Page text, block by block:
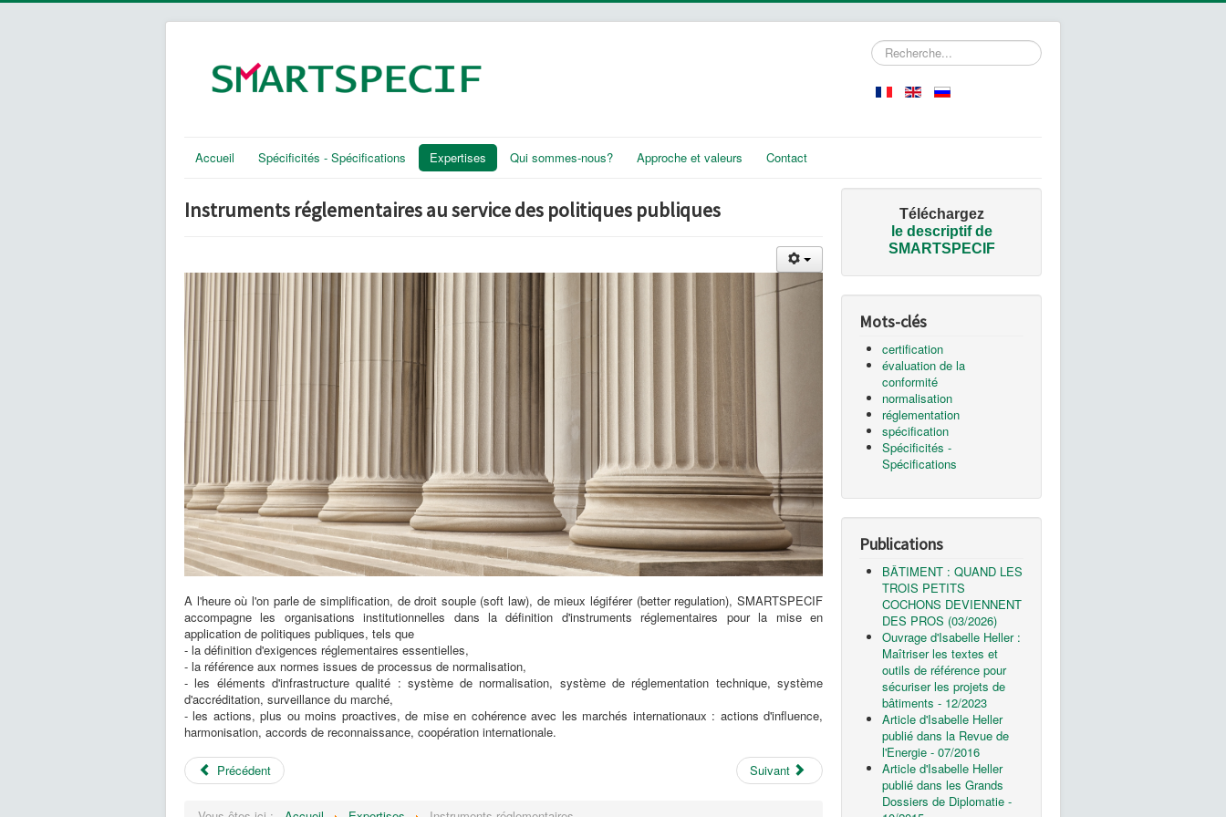
Rechercher
Accueil Spécificités - Spécifications Expertises Qui sommes-nous? Approche et valeurs Contact
Instruments réglementaires au service des politiques publiques
A l'heure où l'on parle de simplification, de droit souple (soft law), de mieux légiférer (better regulation), SMARTSPECIF
accompagne les organisations institutionnelles dans la définition d'instruments réglementaires pour la mise en
application de politiques publiques, tels que
- la définition d'exigences réglementaires essentielles,
- la référence aux normes issues de processus de normalisation,
- les éléments d'infrastructure qualité : système de normalisation, système de réglementation technique, système
d'accréditation, surveillance du marché,
- les actions, plus ou moins proactives, de mise en cohérence avec les marchés internationaux : actions d'influence,
harmonisation, accords de reconnaissance, coopération internationale.
Précédent Suivant
Téléchargez
le descriptif de
SMARTSPECIF
Mots-clés
certification
évaluation de la
conformité
normalisation
réglementation
spécification
Spécificités -
Spécifications
Publications
BÂTIMENT : QUAND LES
TROIS PETITS
COCHONS DEVIENNENT
DES PROS (03/2026)
Ouvrage d'Isabelle Heller :
Maîtriser les textes et
outils de référence pour
sécuriser les projets de
bâtiments - 12/2023
Article d'Isabelle Heller
publié dans la Revue de
l'Energie - 07/2016
Article d'Isabelle Heller
publié dans les Grands
Dossiers de Diplomatie -